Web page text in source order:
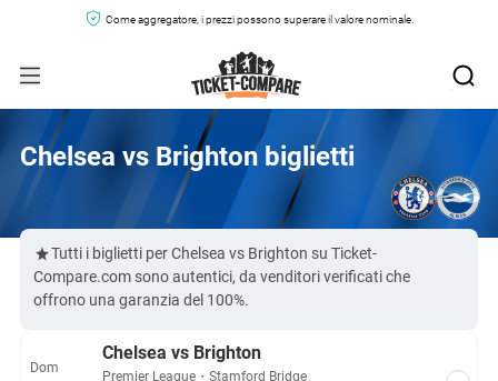
Come aggregatore, i prezzi possono superare il valore nominale.
Chelsea vs Brighton biglietti
Tutti i biglietti per Chelsea vs Brighton su Ticket-
Compare.com sono autentici, da venditori verificati che
offrono una garanzia del 100%.
Dom
Chelsea vs Brighton
Premier League ・ Stamford Bridge